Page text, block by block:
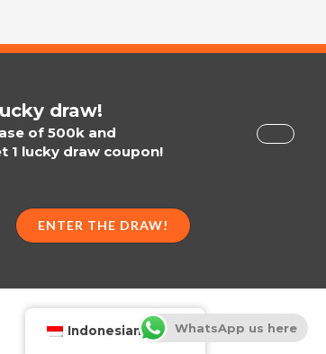
draw!
of 500k and
1 lucky draw coupon!
ENTER THE DRAW!
Indonesian WhatsApp us here